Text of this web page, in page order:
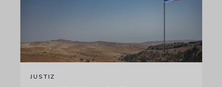
JUSTIZ